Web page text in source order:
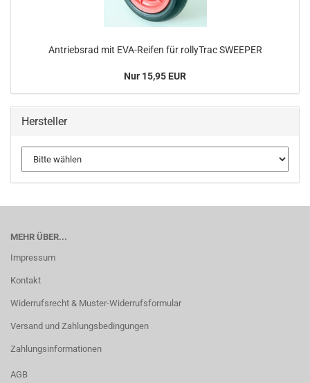
Antriebsrad mit EVA-Reifen für rollyTrac SWEEPER
Nur 15,95 EUR
Hersteller
MEHR ÜBER...
Impressum
Kontakt
Widerrufsrecht & Muster-Widerrufsformular
Versand und Zahlungsbedingungen
Zahlungsinformationen
AGB